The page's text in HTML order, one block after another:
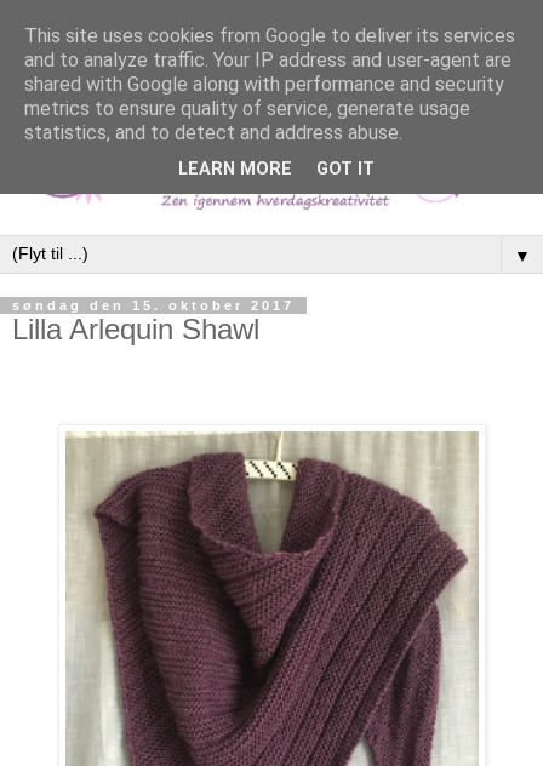
▼
søndag den 15. oktober 2017
Lilla Arlequin Shawl
This site uses cookies from Google to deliver its services
and to analyze traffic. Your IP address and user-agent are
shared with Google along with performance and security
metrics to ensure quality of service, generate usage
statistics, and to detect and address abuse.
LEARN MORE GOT IT